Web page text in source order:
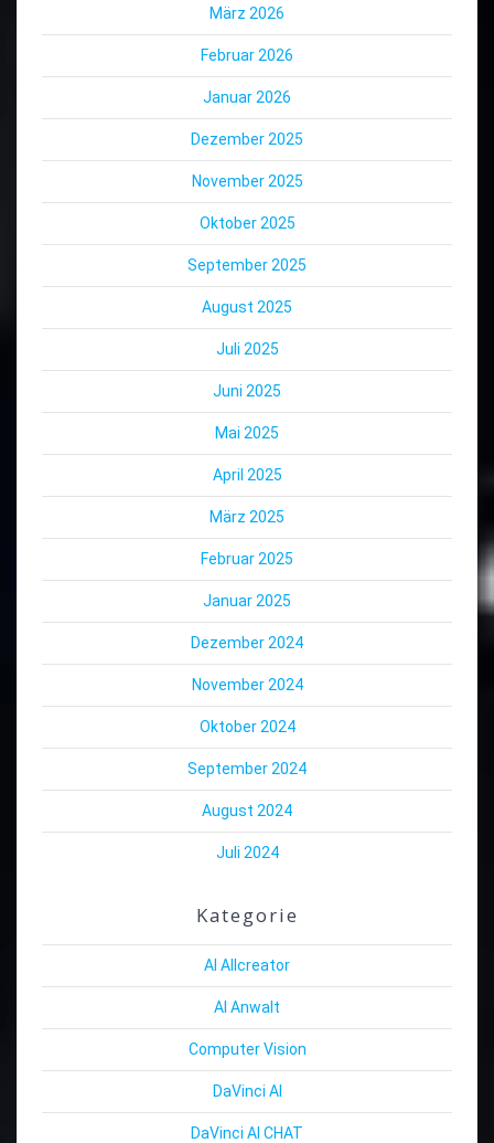
März 2026
Februar 2026
Januar 2026
Dezember 2025
November 2025
Oktober 2025
September 2025
August 2025
Juli 2025
Juni 2025
Mai 2025
April 2025
März 2025
Februar 2025
Januar 2025
Dezember 2024
November 2024
Oktober 2024
September 2024
August 2024
Juli 2024
Kategorie
AI Allcreator
AI Anwalt
Computer Vision
DaVinci AI
DaVinci AI CHAT